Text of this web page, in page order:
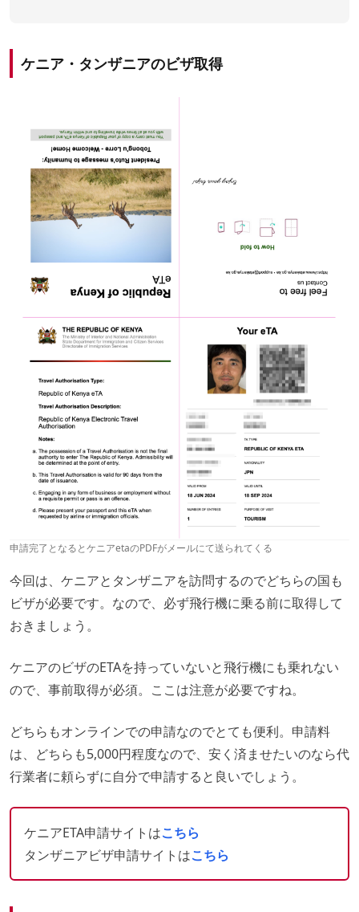
ケニア・タンザニアのビザ取得
申請完了となるとケニアetaのPDFがメールにて送られてくる
今回は、ケニアとタンザニアを訪問するのでどちらの国も
ビザが必要です。なので、必ず飛行機に乗る前に取得して
おきましょう。
ケニアのビザのETAを持っていないと飛行機にも乗れない
ので、事前取得が必須。ここは注意が必要ですね。
どちらもオンラインでの申請なのでとても便利。申請料
は、どちらも5,000円程度なので、安く済ませたいのなら代
行業者に頼らずに自分で申請すると良いでしょう。
ケニアETA申請サイトはこちら
タンザニアビザ申請サイトはこちら